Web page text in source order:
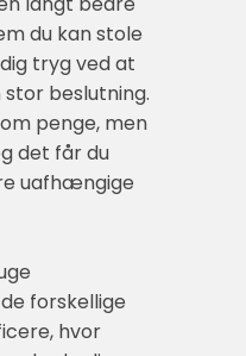
du kan stole
tryg ved at
beslutning.
penge, men
det får du
uafhængige
forskellige
hvor